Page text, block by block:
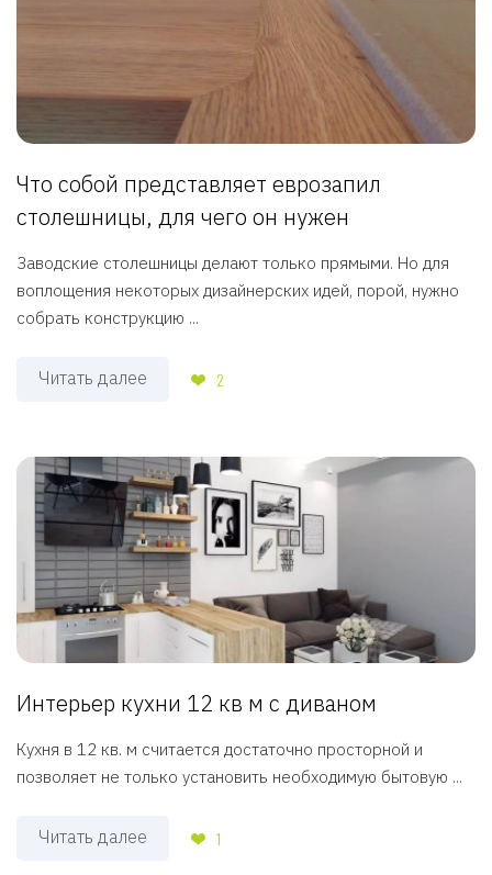
Что собой представляет еврозапил
столешницы, для чего он нужен
Заводские столешницы делают только прямыми. Но для
воплощения некоторых дизайнерских идей, порой, нужно
собрать конструкцию ...
Читать далее 2
Интерьер кухни 12 кв м с диваном
Кухня в 12 кв. м считается достаточно просторной и
позволяет не только установить необходимую бытовую ...
Читать далее 1